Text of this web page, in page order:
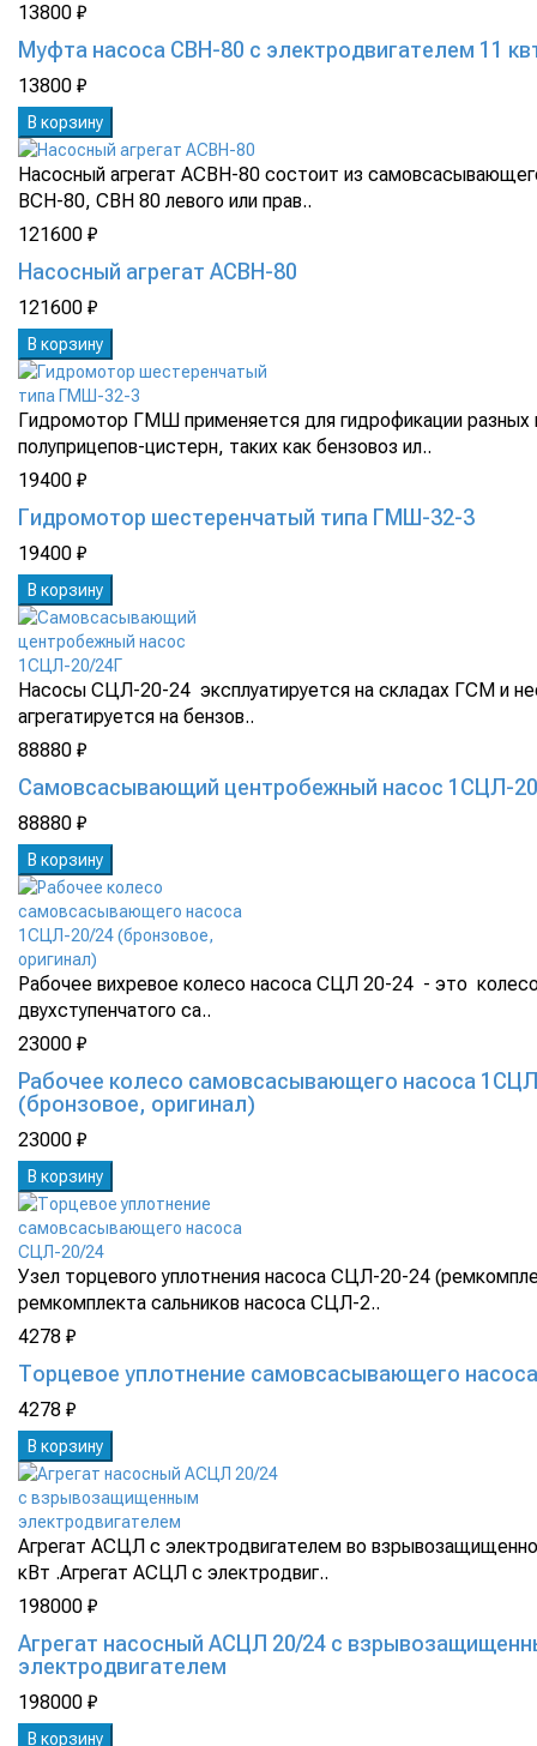
13800 ₽
Муфта насоса СВН-80 с электродвигателем 11
13800 ₽
В корзину
Насосный агрегат АСВН-80 состоит из
ВСН-80, СВН 80 левого или прав..
121600 ₽
Насосный агрегат АСВН-80
121600 ₽
В корзину
Гидромотор ГМШ применяется для гидрофикации разных
полуприцепов-цистерн, таких как бензовоз ил..
19400 ₽
Гидромотор шестеренчатый типа ГМШ-32-3
19400 ₽
В корзину
Насосы СЦЛ-20-24 эксплуатируется на складах ГСМ и
агрегатируется на бензов..
88880 ₽
Самовсасывающий центробежный насос 1СЦЛ-
88880 ₽
В корзину
Рабочее вихревое колесо насоса СЦЛ 20-24 - это
двухступенчатого са..
23000 ₽
Рабочее колесо самовсасывающего насоса
(бронзовое, оригинал)
23000 ₽
В корзину
Узел торцевого уплотнения насоса СЦЛ-20-24
ремкомплекта сальников насоса СЦЛ-2..
4278 ₽
Торцевое уплотнение самовсасывающего
4278 ₽
В корзину
Агрегат АСЦЛ с электродвигателем во
кВт .Агрегат АСЦЛ с электродвиг..
198000 ₽
Агрегат насосный АСЦЛ 20/24 с
электродвигателем
198000 ₽
В корзину